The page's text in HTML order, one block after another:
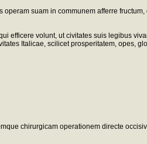
suam in communem afferre
efficere volunt, ut civitates suis legibus
Italicae, scilicet prosperitatem, opes,
chirurgicam operationem directe